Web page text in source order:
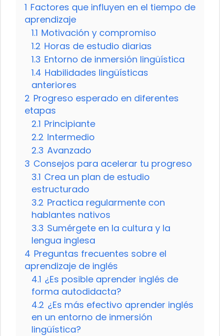
1 Factores que influyen en el tiempo de
aprendizaje
1.1 Motivación y compromiso
1.2 Horas de estudio diarias
1.3 Entorno de inmersión lingüística
1.4 Habilidades lingüísticas
anteriores
2 Progreso esperado en diferentes
etapas
2.1 Principiante
2.2 Intermedio
2.3 Avanzado
3 Consejos para acelerar tu progreso
3.1 Crea un plan de estudio
estructurado
3.2 Practica regularmente con
hablantes nativos
3.3 Sumérgete en la cultura y la
lengua inglesa
4 Preguntas frecuentes sobre el
aprendizaje de inglés
4.1 ¿Es posible aprender inglés de
forma autodidacta?
4.2 ¿Es más efectivo aprender inglés
en un entorno de inmersión
lingüística?